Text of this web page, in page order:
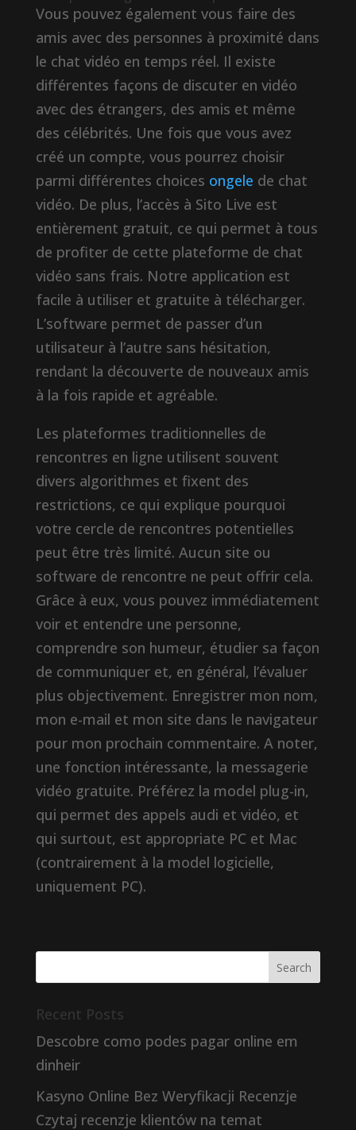
Vous pouvez également vous faire des
amis avec des personnes à proximité dans
le chat vidéo en temps réel. Il existe
différentes façons de discuter en vidéo
avec des étrangers, des amis et même
des célébrités. Une fois que vous avez
créé un compte, vous pourrez choisir
parmi différentes choices ongele de chat
vidéo. De plus, l’accès à Sito Live est
entièrement gratuit, ce qui permet à tous
de profiter de cette plateforme de chat
vidéo sans frais. Notre application est
facile à utiliser et gratuite à télécharger.
L’software permet de passer d’un
utilisateur à l’autre sans hésitation,
rendant la découverte de nouveaux amis
à la fois rapide et agréable.
Les plateformes traditionnelles de
rencontres en ligne utilisent souvent
divers algorithmes et fixent des
restrictions, ce qui explique pourquoi
votre cercle de rencontres potentielles
peut être très limité. Aucun site ou
software de rencontre ne peut offrir cela.
Grâce à eux, vous pouvez immédiatement
voir et entendre une personne,
comprendre son humeur, étudier sa façon
de communiquer et, en général, l’évaluer
plus objectivement. Enregistrer mon nom,
mon e-mail et mon site dans le navigateur
pour mon prochain commentaire. A noter,
une fonction intéressante, la messagerie
vidéo gratuite. Préférez la model plug-in,
qui permet des appels audi et vidéo, et
qui surtout, est appropriate PC et Mac
(contrairement à la model logicielle,
uniquement PC).
Recent Posts
Descobre como podes pagar online em
dinheir
Kasyno Online Bez Weryfikacji Recenzje
Czytaj recenzje klientów na temat